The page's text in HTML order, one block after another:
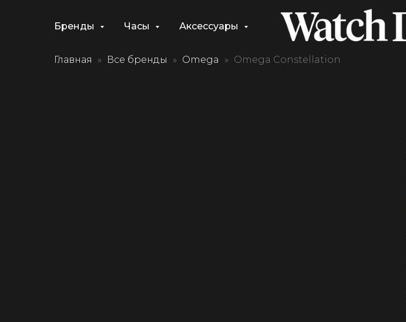
Бренды Часы Аксессуары
Главная Все бренды Omega Omega Constellation